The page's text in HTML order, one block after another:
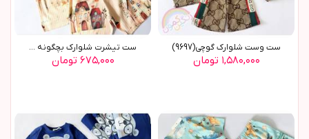
ست وست شلوارک گوچی(9697)
۱,۵۸۰,۰۰۰ تومان
ست تیشرت شلوارک بچگونه ...
۶۷۵,۰۰۰ تومان